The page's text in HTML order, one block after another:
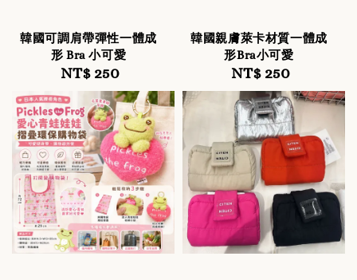
韓國可調肩帶彈性一體成
形 Bra 小可愛
Regular
price
NT$ 250
韓國親膚萊卡材質一體成
形Bra小可愛
Regular
price
NT$ 250